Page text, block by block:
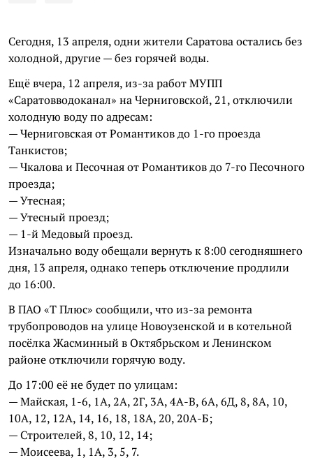
Сегодня, 13 апреля, одни жители Саратова остались без
холодной, другие — без горячей воды.
Ещё вчера, 12 апреля, из-за работ МУПП
«Саратовводоканал» на Черниговской, 21, отключили
холодную воду по адресам:
— Черниговская от Романтиков до 1-го проезда
Танкистов;
— Чкалова и Песочная от Романтиков до 7-го Песочного
проезда;
— Утесная;
— Утесный проезд;
— 1-й Медовый проезд.
Изначально воду обещали вернуть к 8:00 сегодняшнего
дня, 13 апреля, однако теперь отключение продлили
до 16:00.
В ПАО «Т Плюс» сообщили, что из-за ремонта
трубопроводов на улице Новоузенской и в котельной
посёлка Жасминный в Октябрьском и Ленинском
районе отключили горячую воду.
До 17:00 её не будет по улицам:
— Майская, 1-6, 1А, 2А, 2Г, 3А, 4А-В, 6А, 6Д, 8, 8А, 10,
10А, 12, 12А, 14, 16, 18, 18А, 20, 20А-Б;
— Строителей, 8, 10, 12, 14;
— Моисеева, 1, 1А, 3, 5, 7.